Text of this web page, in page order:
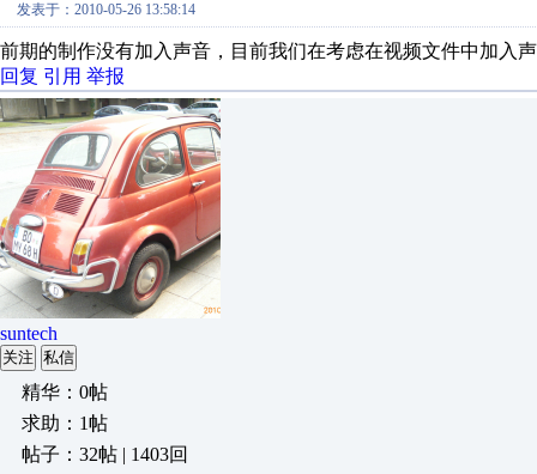
发表于：2010-05-26 13:58:14
前期的制作没有加入声音，目前我们在考虑在视频文件中加入
回复 引用 举报
suntech
关注 私信
精华：0帖
求助：1帖
帖子：32帖 | 1403回